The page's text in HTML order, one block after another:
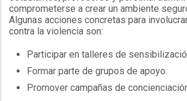
comprometerse a crear un ambiente
Algunas acciones concretas para
contra la violencia son:
Participar en talleres de
Formar parte de grupos de apoyo.
Promover campañas de